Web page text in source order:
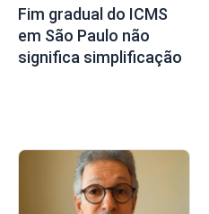
Fim gradual do ICMS
em São Paulo não
significa simplificação